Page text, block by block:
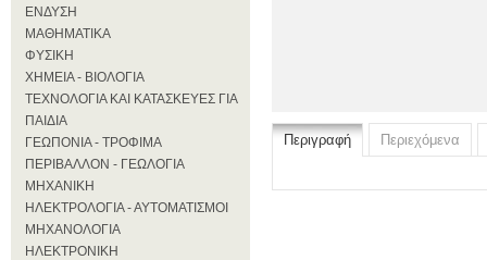
ΕΝΔΥΣΗ
ΜΑΘΗΜΑΤΙΚΑ
ΦΥΣΙΚΗ
ΧΗΜΕΙΑ - ΒΙΟΛΟΓΙΑ
ΤΕΧΝΟΛΟΓΙΑ ΚΑΙ ΚΑΤΑΣΚΕΥΕΣ ΓΙΑ
ΠΑΙΔΙΑ
ΓΕΩΠΟΝΙΑ - ΤΡΟΦΙΜΑ
ΠΕΡΙΒΑΛΛΟΝ - ΓΕΩΛΟΓΙΑ
ΜΗΧΑΝΙΚΗ
ΗΛΕΚΤΡΟΛΟΓΙΑ - ΑΥΤΟΜΑΤΙΣΜΟΙ
ΜΗΧΑΝΟΛΟΓΙΑ
ΗΛΕΚΤΡΟΝΙΚΗ
Περιγραφή Περιεχόμενα